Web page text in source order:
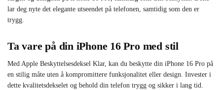
lar deg nyte det elegante utseendet på telefonen, samtidig som den er
trygg.
Ta vare på din iPhone 16 Pro med stil
Med Apple Beskyttelsesdeksel Klar, kan du beskytte din iPhone 16 Pro på
en stilig måte uten å kompromittere funksjonalitet eller design. Invester i
dette kvalitetsdekselet og behold din telefon trygg og sikker i lang tid.